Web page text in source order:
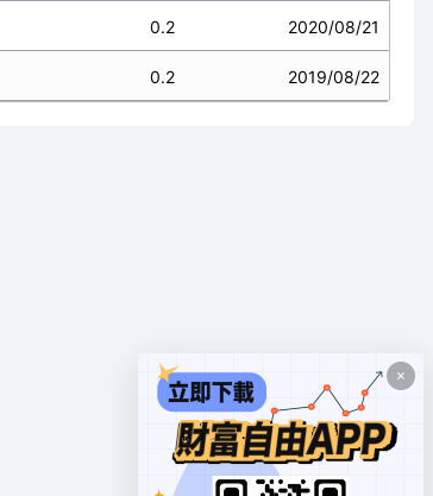
0.2 2020/08/21
0.2 2019/08/22